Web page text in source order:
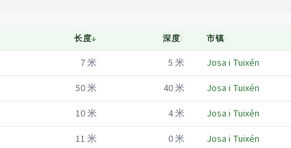
长度↓ 深度↕ 市镇↕
7米 5 米 Josa i Tuixén
50米 40米 Josa i Tuixén
10米 4米 Josa i Tuixén
11 米 0米 Josa i Tuixén